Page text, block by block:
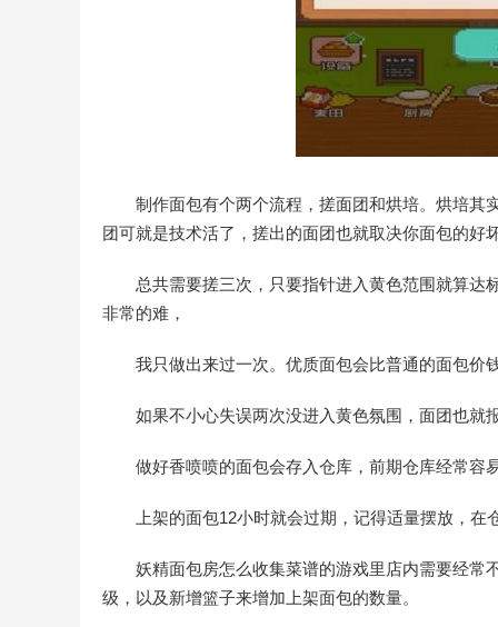
制作面包有个两个流程，搓面团和烘培。烘培其
团可就是技术活了，搓出的面团也就取决你面包的好
总共需要搓三次，只要指针进入黄色范围就算达
非常的难，
我只做出来过一次。优质面包会比普通的面包价
如果不小心失误两次没进入黄色氛围，面团也就
做好香喷喷的面包会存入仓库，前期仓库经常容
上架的面包12小时就会过期，记得适量摆放，在
妖精面包房怎么收集菜谱的游戏里店内需要经常
级，以及新增篮子来增加上架面包的数量。